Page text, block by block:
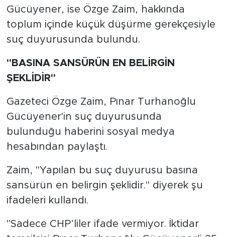
Gücüyener, ise Özge Zaim, hakkında
toplum içinde küçük düşürme gerekçesiyle
suç duyurusunda bulundu.
"BASINA SANSÜRÜN EN BELİRGİN
ŞEKLİDİR"
Gazeteci Özge Zaim, Pınar Turhanoğlu
Gücüyener'in suç duyurusunda
bulunduğu haberini sosyal medya
hesabından paylaştı.
Zaim, "Yapılan bu suç duyurusu basına
sansürün en belirgin şeklidir." diyerek şu
ifadeleri kullandı.
"Sadece CHP’liler ifade vermiyor. İktidar